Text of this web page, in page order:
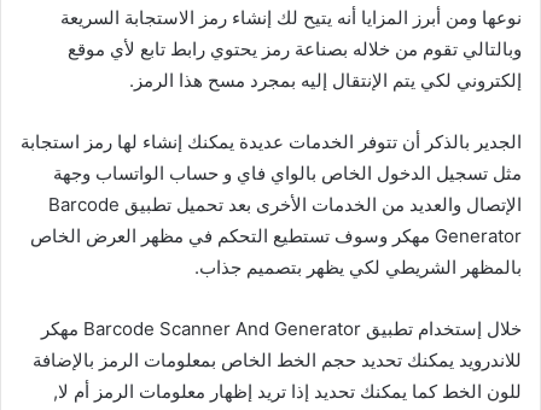
نوعها ومن أبرز المزايا أنه يتيح لك إنشاء رمز الاستجابة السريعة
وبالتالي تقوم من خلاله بصناعة رمز يحتوي رابط تابع لأي موقع
إلكتروني لكي يتم الإنتقال إليه بمجرد مسح هذا الرمز.
الجدير بالذكر أن تتوفر الخدمات عديدة يمكنك إنشاء لها رمز استجابة
مثل تسجيل الدخول الخاص بالواي فاي و حساب الواتساب وجهة
الإتصال والعديد من الخدمات الأخرى بعد تحميل تطبيق Barcode
Generator مهكر وسوف تستطيع التحكم في مظهر العرض الخاص
بالمظهر الشريطي لكي يظهر بتصميم جذاب.
خلال إستخدام تطبيق Barcode Scanner And Generator مهكر
للاندرويد يمكنك تحديد حجم الخط الخاص بمعلومات الرمز بالإضافة
للون الخط كما يمكنك تحديد إذا تريد إظهار معلومات الرمز أم لا,